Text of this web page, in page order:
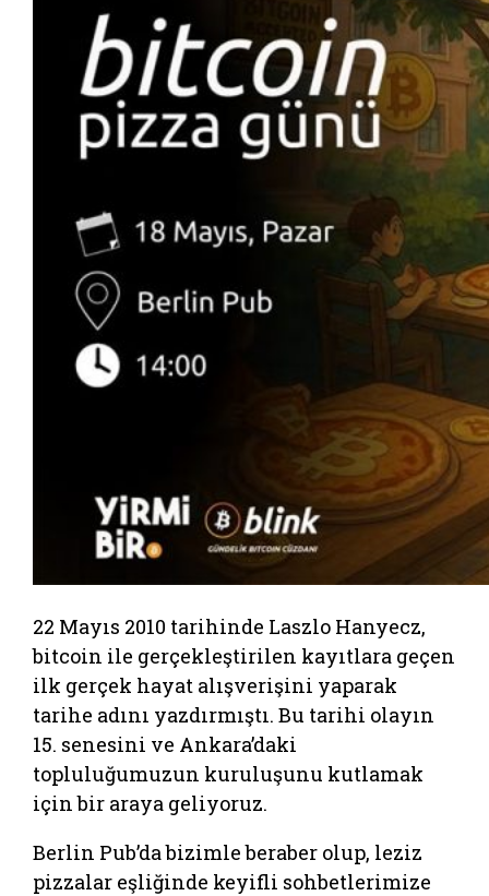
22 Mayıs 2010 tarihinde Laszlo Hanyecz,
bitcoin ile gerçekleştirilen kayıtlara geçen
ilk gerçek hayat alışverişini yaparak
tarihe adını yazdırmıştı. Bu tarihi olayın
15. senesini ve Ankara’daki
topluluğumuzun kuruluşunu kutlamak
için bir araya geliyoruz.
Berlin Pub’da bizimle beraber olup, leziz
pizzalar eşliğinde keyifli sohbetlerimize